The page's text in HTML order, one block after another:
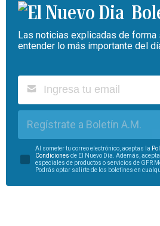
Las noticias explicadas de forma
entender lo más importante del
Regístrate a Boletín A.M.
Al someter tu correo electrónico, aceptas la
Condiciones de El Nuevo Día. Además,
especiales de productos o servicios de GFR
Podrás optar salirte de los boletines en